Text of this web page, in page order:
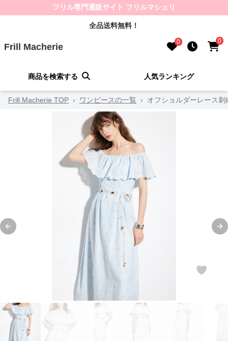
フリル専門通販サイト フリルマシェリ
全品送料無料！
Frill Macherie 0 0
商品を検索する 人気ランキング
Frill Macherie TOP › ワンピースの一覧 › オフショルダーレース
Previous slide